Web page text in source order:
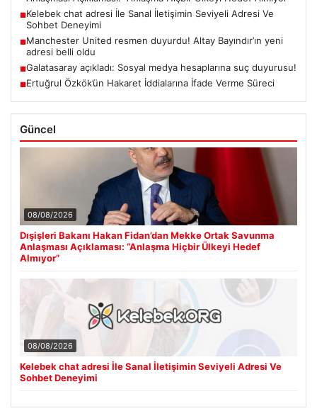
■Kelebek chat adresi İle Sanal İletişimin Seviyeli Adresi Ve
Sohbet Deneyimi
■Manchester United resmen duyurdu! Altay Bayındır’ın yeni
adresi belli oldu
■Galatasaray açıkladı: Sosyal medya hesaplarına suç duyurusu!
■Ertuğrul Özkök’ün Hakaret İddialarına İfade Verme Süreci
Güncel
08/08/2026
Dışişleri Bakanı Hakan Fidan’dan Mekke Ortak Savunma
Anlaşması Açıklaması: “Anlaşma Hiçbir Ülkeyi Hedef
Almıyor”
08/08/2026
Kelebek chat adresi İle Sanal İletişimin Seviyeli Adresi Ve
Sohbet Deneyimi